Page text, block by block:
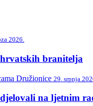
2026.
branitelja
29. srpnja
na ljetnim